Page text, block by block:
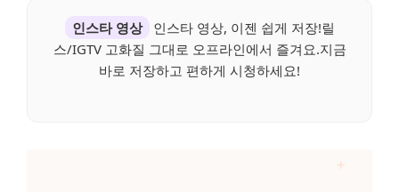
인스타 영상
인스타 영상, 이젠 쉽게 저장!릴
스/IGTV 고화질 그대로 오프라인에서 즐겨요.지금
바로 저장하고 편하게 시청하세요!